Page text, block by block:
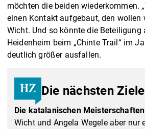
möchten die beiden wiederkommen.
einen Kontakt aufgebaut, den wollen
Wicht. Und so könnte die Beteiligung
Heidenheim beim „Chinte Trail“ im
deutlich größer ausfallen.
Die nächsten
Die katalanischen Meisterschaften
Wicht und Angela Wegele aber nur